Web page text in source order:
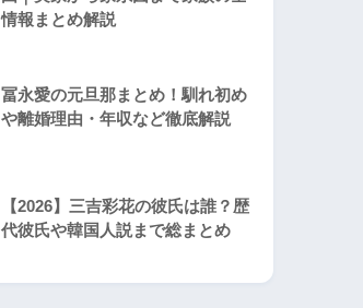
情報まとめ解説
冨永愛の元旦那まとめ！馴れ初め
や離婚理由・年収など徹底解説
【2026】三吉彩花の彼氏は誰？歴
代彼氏や韓国人説まで総まとめ